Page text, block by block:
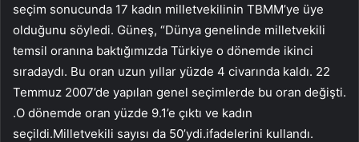
seçim sonucunda 17 kadın milletvekilinin TBMM’ye üye
olduğunu söyledi. Güneş, “Dünya genelinde milletvekili
temsil oranına baktığımızda Türkiye o dönemde ikinci
sıradaydı. Bu oran uzun yıllar yüzde 4 civarında kaldı. 22
Temmuz 2007’de yapılan genel seçimlerde bu oran değişti.
.O dönemde oran yüzde 9.1’e çıktı ve kadın
seçildi.Milletvekili sayısı da 50’ydi.ifadelerini kullandı.